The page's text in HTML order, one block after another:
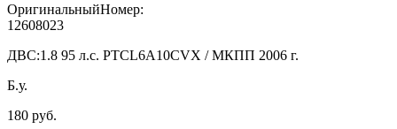
ОригинальныйНомер:
12608023
ДВС:1.8 95 л.с. PTCL6A10CVX / МКПП 2006 г.
Б.у.
180 руб.